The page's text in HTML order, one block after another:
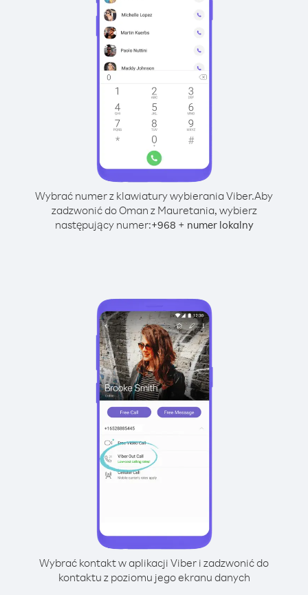
Wybrać numer z klawiatury wybierania Viber.Aby
zadzwonić do Oman z Mauretania, wybierz
następujący numer:+968 + numer lokalny
Wybrać kontakt w aplikacji Viber i zadzwonić do
kontaktu z poziomu jego ekranu danych